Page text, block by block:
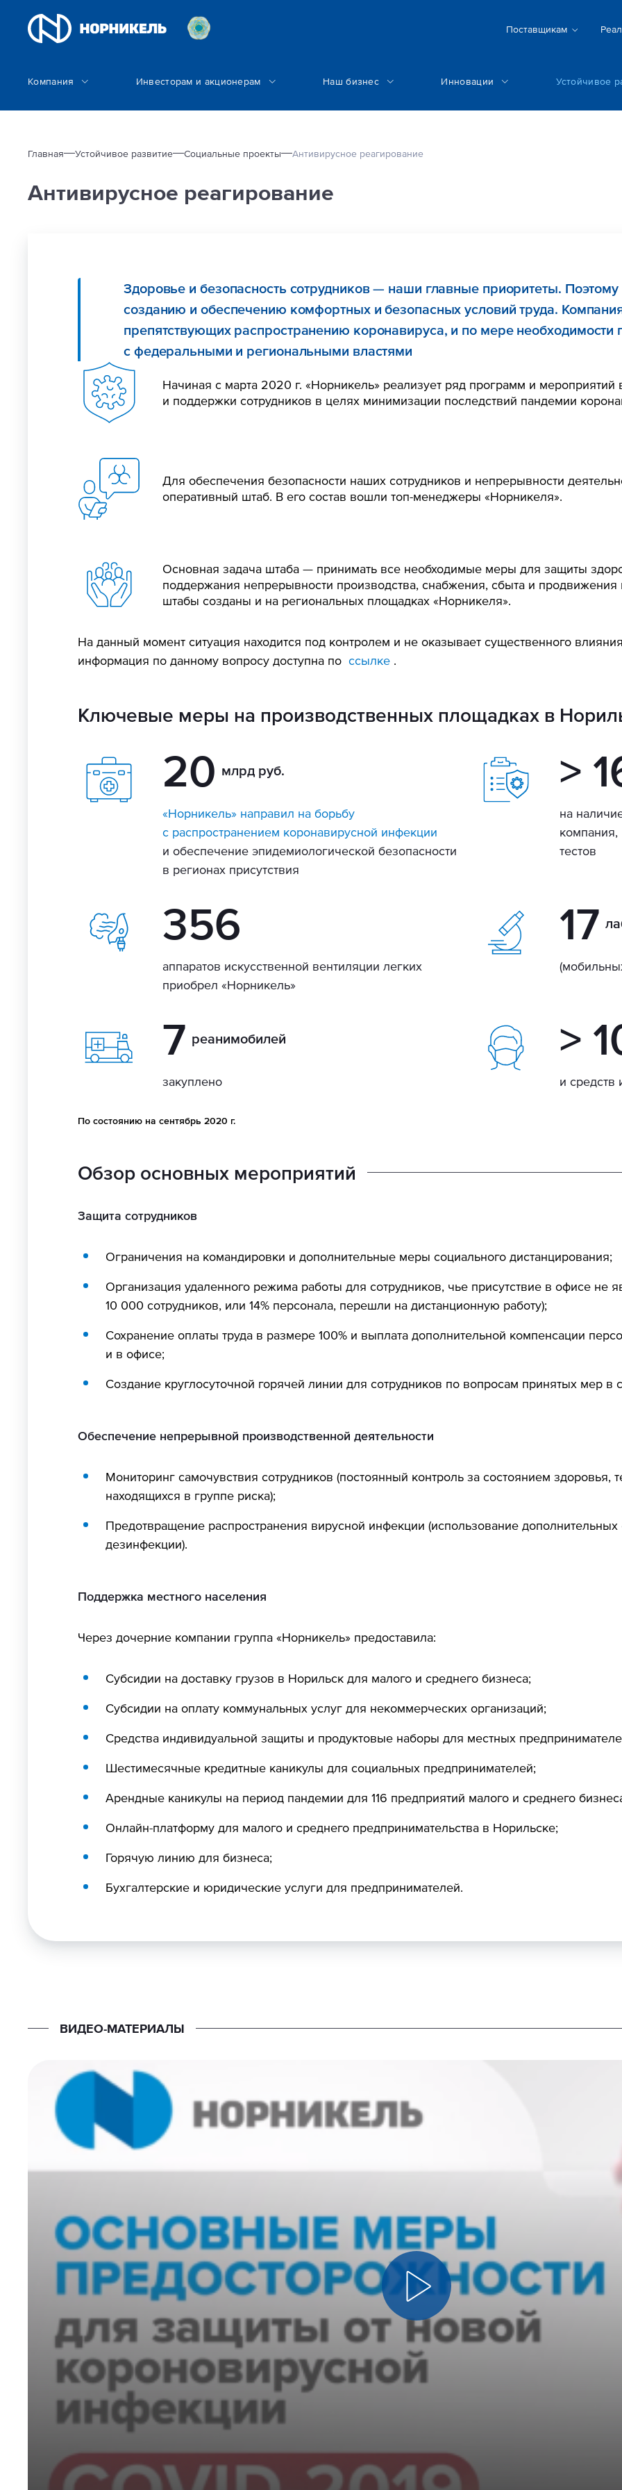
Поставщикам
Компания Инвесторам и акционерам Наш бизнес Инновации Устойчивое
Главная Устойчивое развитие Социальные проекты Антивирусное реагирование
Антивирусное реагирование
Здоровье и безопасность сотрудников — наши главные приоритеты.
созданию и обеспечению комфортных и безопасных условий труда.
препятствующих распространению коронавируса, и по мере необходимости
с федеральными и региональными властями
Начиная с марта 2020 г. «Норникель» реализует ряд программ и
и поддержки сотрудников в целях минимизации последствий пандемии
Для обеспечения безопасности наших сотрудников и непрерывности
оперативный штаб. В его состав вошли топ-менеджеры «Норникеля».
Основная задача штаба — принимать все необходимые меры для защиты
поддержания непрерывности производства, снабжения, сбыта и
штабы созданы и на региональных площадках «Норникеля».
На данный момент ситуация находится под контролем и не оказывает существенного
информация по данному вопросу доступна по ссылке .
Ключевые меры на производственных площадках в
20 млрд руб.
«Норникель» направил на борьбу
с распространением коронавирусной инфекции
и обеспечение эпидемиологической безопасности
в регионах присутствия
>
на
тестов
356
аппаратов искусственной вентиляции легких
приобрел «Норникель»
17
7 реанимобилей
закуплено
>
и
По состоянию на сентябрь 2020 г.
Обзор основных мероприятий
Защита сотрудников
Ограничения на командировки и дополнительные меры социального дистанцирования;
Организация удаленного режима работы для сотрудников, чье присутствие в офисе не
10 000 сотрудников, или 14% персонала, перешли на дистанционную работу);
Сохранение оплаты труда в размере 100% и выплата дополнительной компенсации
и в офисе;
Создание круглосуточной горячей линии для сотрудников по вопросам принятых мер в
Обеспечение непрерывной производственной деятельности
Мониторинг самочувствия сотрудников (постоянный контроль за состоянием здоровья,
находящихся в группе риска);
Предотвращение распространения вирусной инфекции (использование
дезинфекции).
Поддержка местного населения
Через дочерние компании группа «Норникель» предоставила:
Субсидии на доставку грузов в Норильск для малого и среднего бизнеса;
Субсидии на оплату коммунальных услуг для некоммерческих организаций;
Средства индивидуальной защиты и продуктовые наборы для местных
Шестимесячные кредитные каникулы для социальных предпринимателей;
Арендные каникулы на период пандемии для 116 предприятий малого и среднего
Онлайн-платформу для малого и среднего предпринимательства в Норильске;
Горячую линию для бизнеса;
Бухгалтерские и юридические услуги для предпринимателей.
ВИДЕО-МАТЕРИАЛЫ